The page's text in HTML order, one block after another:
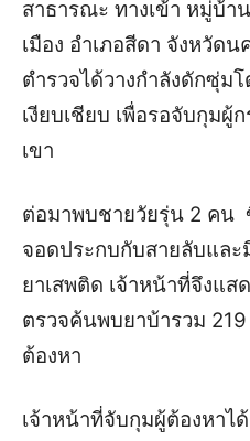
สาธารณะ ทางเข้า หมู่บ้
เมือง อำเภอสีดา จังหวัด
ตำรวจได้วางกำลังดักซุ่ม
เงียบเชียบ เพื่อรอจับกุม
เขา
ต่อมาพบชายวัยรุ่น 2 คน
จอดประกบกับสายลับแล
ยาเสพติด เจ้าหน้าที่จึงแ
ตรวจค้นพบยาบ้ารวม
ต้องหา
เจ้าหน้าที่จับกุมผู้ต้องหาไ